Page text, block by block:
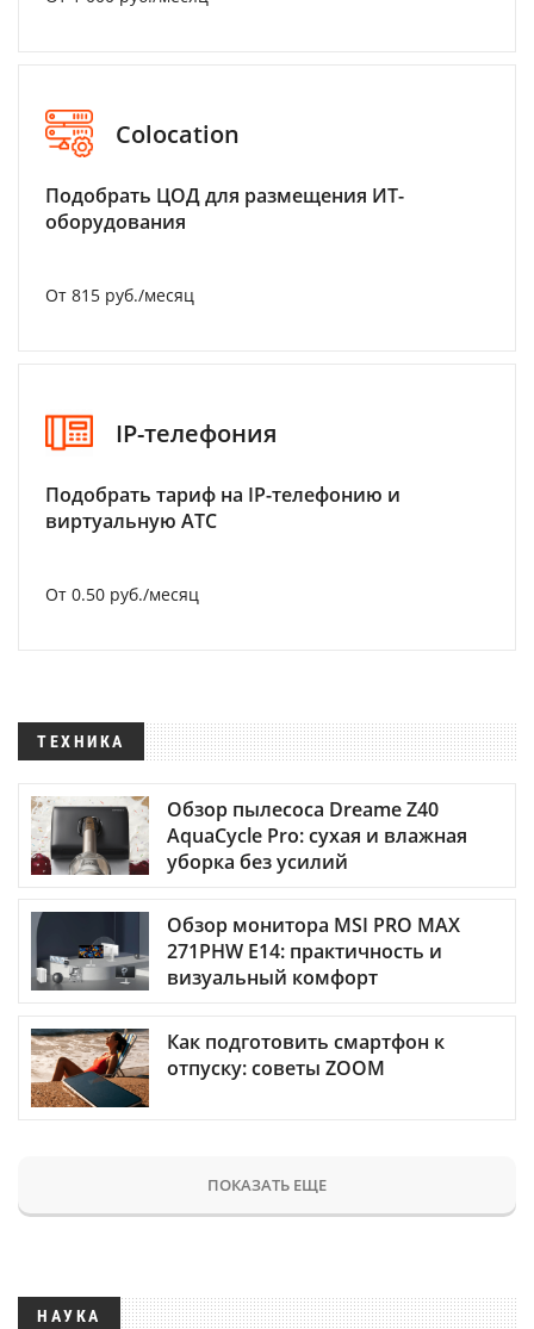
Colocation
Подобрать ЦОД для размещения ИТ-
оборудования
От 815 руб./месяц
IP-телефония
Подобрать тариф на IP-телефонию и
виртуальную АТС
От 0.50 руб./месяц
ТЕХНИКА
Обзор пылесоса Dreame Z40
AquaCycle Pro: сухая и влажная
уборка без усилий
Обзор монитора MSI PRO MAX
271PHW E14: практичность и
визуальный комфорт
Как подготовить смартфон к
отпуску: советы ZOOM
ПОКАЗАТЬ ЕЩЕ
НАУКА